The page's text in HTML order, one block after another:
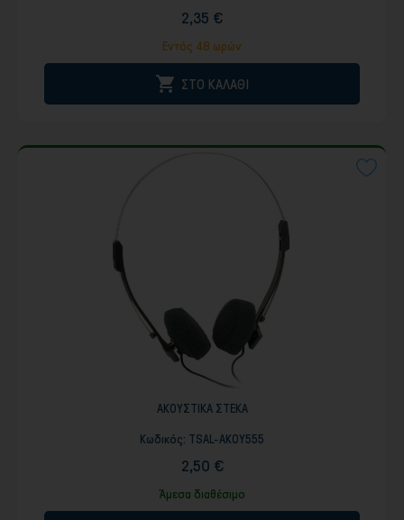
2,35 €
Εντός 48 ωρών
 ΣΤΟ ΚΑΛΑΘΙ
ΑΚΟΥΣΤΙΚΑ ΣΤΕΚΑ
Κωδικός: TSAL-AKOY555
2,50 €
Άμεσα διαθέσιμο